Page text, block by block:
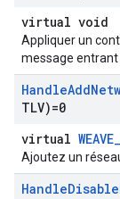
virtual void
Appliquer un
message entrant
HandleAdd
TLV)=0
virtual
Ajoutez un
HandleDisable